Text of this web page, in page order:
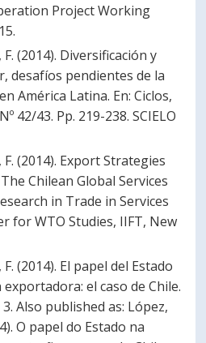
Project Working
(2014). Diversificación y
desafíos pendientes de la
América Latina. En: Ciclos,
42/43. Pp. 219-238. SCIELO
(2014). Export Strategies
Chilean Global Services
in Trade in Services
for WTO Studies, IIFT, New
(2014). El papel del Estado
el caso de Chile.
Also published as: López,
O papel do Estado na